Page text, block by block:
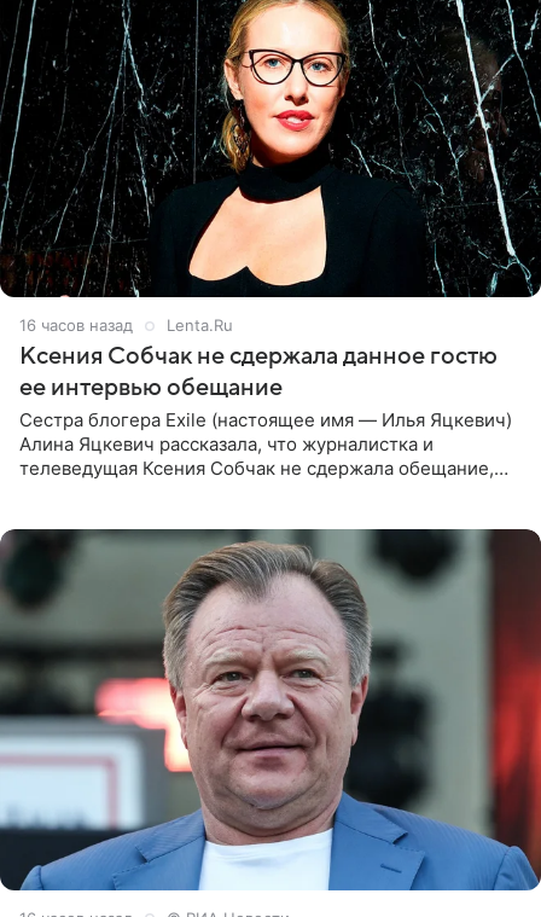
16 часов назад Lenta.Ru
Ксения Собчак не сдержала данное гостю
ее интервью обещание
Сестра блогера Exile (настоящее имя — Илья Яцкевич)
Алина Яцкевич рассказала, что журналистка и
телеведущая Ксения Собчак не сдержала обещание,